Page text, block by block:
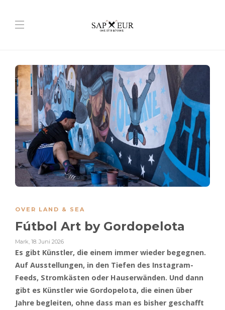
OVER LAND & SEA
Fútbol Art by Gordopelota
Mark, 18. Juni 2026
Es gibt Künstler, die einem immer wieder begegnen.
Auf Ausstellungen, in den Tiefen des Instagram-
Feeds, Stromkästen oder Hauserwänden. Und dann
gibt es Künstler wie Gordopelota, die einen über
Jahre begleiten, ohne dass man es bisher geschafft